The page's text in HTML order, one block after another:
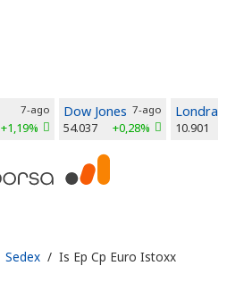
7-ago
+1,19%
Dow Jones 7-ago
54.037 +0,28%
Londra
10.901
Sedex / Is Ep Cp Euro Istoxx